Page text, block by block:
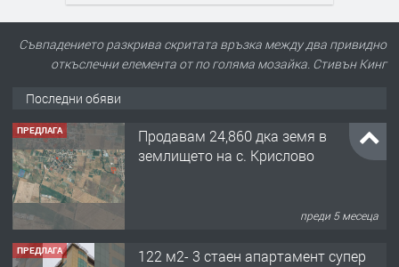
Съвпадението разкрива скритата връзка между два привидно
откъслечни елемента от по голяма мозайка. Стивън Кинг
Последни обяви
ПРЕДЛАГА
Продавам 24,860 дка земя в
землището на с. Крислово
преди 5 месеца
ПРЕДЛАГА
122 м2- 3 стаен апартамент супер